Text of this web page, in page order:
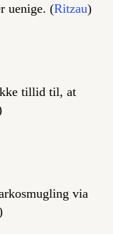
uenige. (Ritzau)
tillid til, at
via